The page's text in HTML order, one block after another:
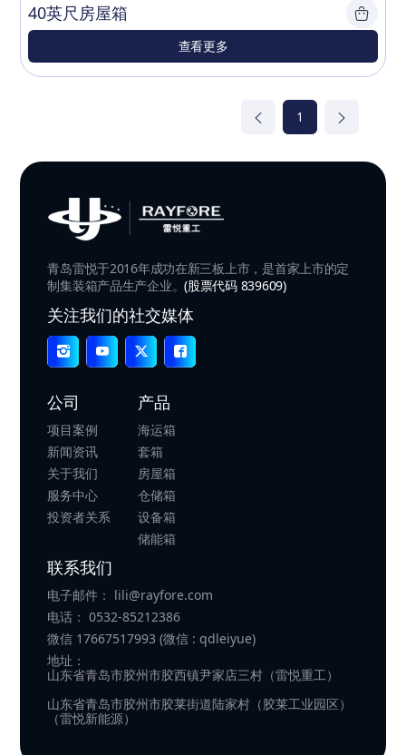
40英尺房屋箱
查看更多
1
青岛雷悦于2016年成功在新三板上市，是首家上市的定
制集装箱产品生产企业。(股票代码 839609)
关注我们的社交媒体
公司
项目案例
新闻资讯
关于我们
服务中心
投资者关系
产品
海运箱
套箱
房屋箱
仓储箱
设备箱
储能箱
联系我们
电子邮件： lili@rayfore.com
电话： 0532-85212386
微信 17667517993 (微信 : qdleiyue)
地址：
山东省青岛市胶州市胶西镇尹家店三村（雷悦重工）
山东省青岛市胶州市胶莱街道陆家村（胶莱工业园区）
（雷悦新能源）